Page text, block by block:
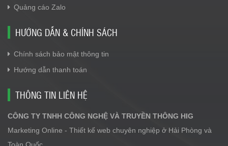
Quảng cáo Zalo
HƯỚNG DẪN & CHÍNH SÁCH
Chính sách bảo mật thông tin
Hướng dẫn thanh toán
THÔNG TIN LIÊN HỆ
CÔNG TY TNHH CÔNG NGHỆ VÀ TRUYỀN THÔNG HIG
Marketing Online - Thiết kế web chuyên nghiệp ở Hải Phòng và
Toàn Quốc